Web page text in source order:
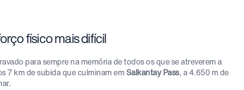
físico mais difícil
para sempre na memória de todos os que se atreverem a
7 km de subida que culminam em Salkantay Pass, a 4.650 m de